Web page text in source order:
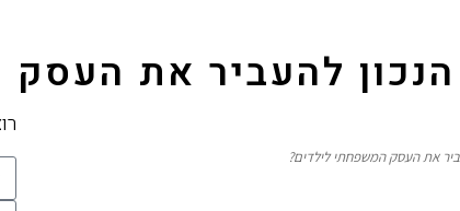
להעביר את
את העסק המשפחתי לילדים?